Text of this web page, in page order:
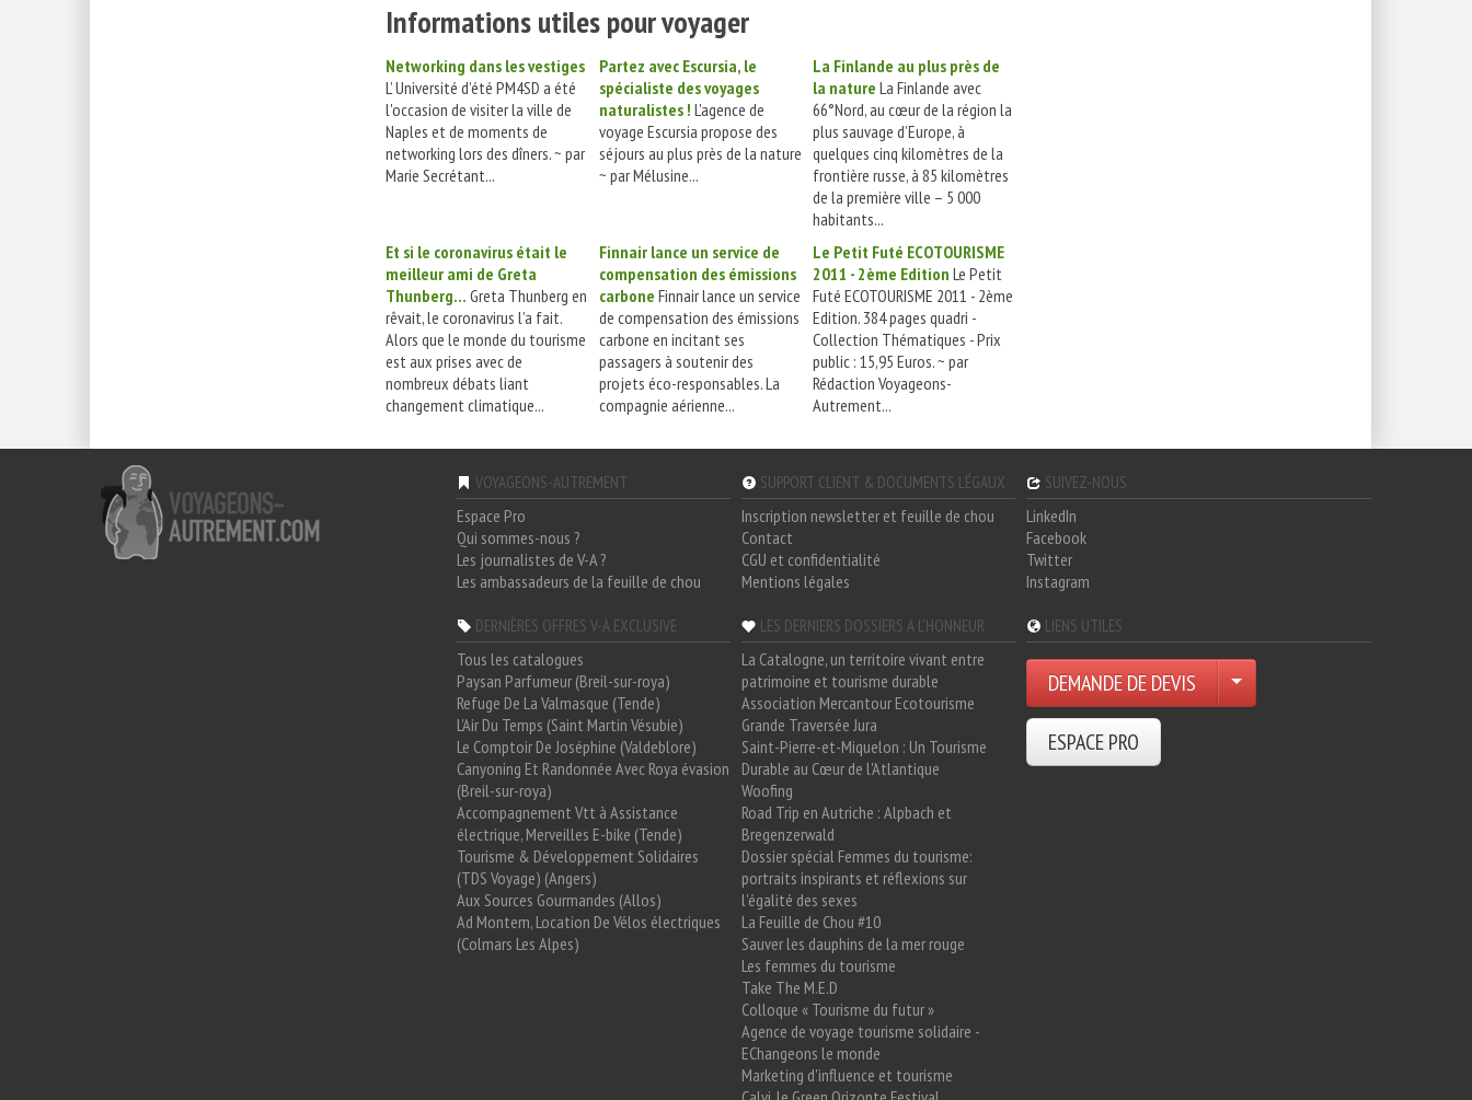
Informations utiles pour voyager
Networking dans les vestiges
L’ Université d’été PM4SD a été
l'occasion de visiter la ville de
Naples et de moments de
networking lors des dîners. ~ par
Marie Secrétant...
Partez avec Escursia, le
spécialiste des voyages
naturalistes ! L'agence de
voyage Escursia propose des
séjours au plus près de la nature
~ par Mélusine...
La Finlande au plus près de
la nature La Finlande avec
66°Nord, au cœur de la région la
plus sauvage d’Europe, à
quelques cinq kilomètres de la
frontière russe, à 85 kilomètres
de la première ville – 5 000
habitants...
Et si le coronavirus était le
meilleur ami de Greta
Thunberg… Greta Thunberg en
rêvait, le coronavirus l’a fait.
Alors que le monde du tourisme
est aux prises avec de
nombreux débats liant
changement climatique...
Finnair lance un service de
compensation des émissions
carbone Finnair lance un service
de compensation des émissions
carbone en incitant ses
passagers à soutenir des
projets éco-responsables. La
compagnie aérienne...
Le Petit Futé ECOTOURISME
2011 - 2ème Edition Le Petit
Futé ECOTOURISME 2011 - 2ème
Edition. 384 pages quadri -
Collection Thématiques - Prix
public : 15,95 Euros. ~ par
Rédaction Voyageons-
Autrement...
VOYAGEONS-AUTREMENT
Espace Pro
Qui sommes-nous ?
Les journalistes de V-A ?
Les ambassadeurs de la feuille de chou
SUPPORT CLIENT & DOCUMENTS LÉGAUX
Inscription newsletter et feuille de chou
Contact
CGU et confidentialité
Mentions légales
SUIVEZ-NOUS
LinkedIn
Facebook
Twitter
Instagram
DERNIÈRES OFFRES V-A EXCLUSIVE
Tous les catalogues
Paysan Parfumeur (Breil-sur-roya)
Refuge De La Valmasque (Tende)
L'Air Du Temps (Saint Martin Vésubie)
Le Comptoir De Joséphine (Valdeblore)
Canyoning Et Randonnée Avec Roya évasion
(Breil-sur-roya)
Accompagnement Vtt à Assistance
électrique, Merveilles E-bike (Tende)
Tourisme & Développement Solidaires
(TDS Voyage) (Angers)
Aux Sources Gourmandes (Allos)
Ad Montem, Location De Vélos électriques
(Colmars Les Alpes)
LES DERNIERS DOSSIERS A L'HONNEUR
La Catalogne, un territoire vivant entre
patrimoine et tourisme durable
Association Mercantour Ecotourisme
Grande Traversée Jura
Saint-Pierre-et-Miquelon : Un Tourisme
Durable au Cœur de l'Atlantique
Woofing
Road Trip en Autriche : Alpbach et
Bregenzerwald
Dossier spécial Femmes du tourisme:
portraits inspirants et réflexions sur
l'égalité des sexes
La Feuille de Chou #10
Sauver les dauphins de la mer rouge
Les femmes du tourisme
Take The M.E.D
Colloque « Tourisme du futur »
Agence de voyage tourisme solidaire -
EChangeons le monde
Marketing d'influence et tourisme
LIENS UTILES
DEMANDE DE DEVIS
ESPACE PRO